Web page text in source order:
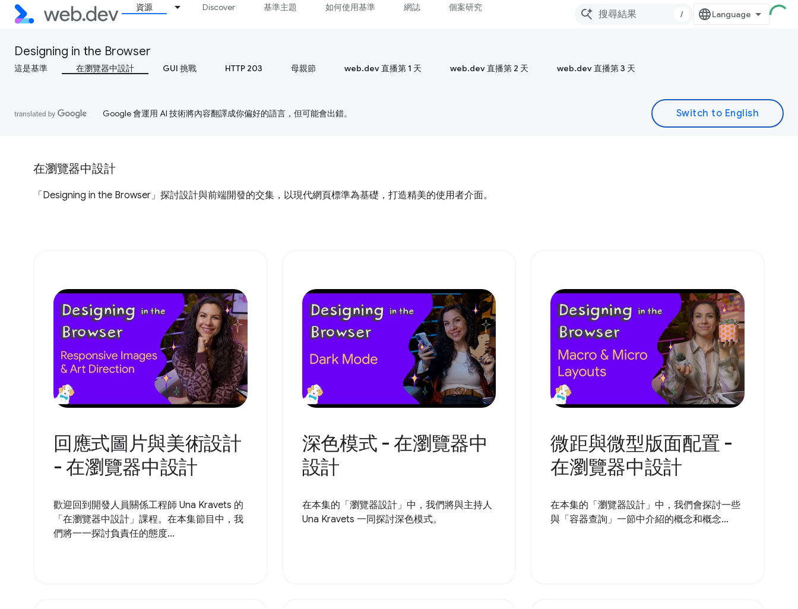
資源 Discover 基準主題 如何使用基準 網誌 個案研究
/
Designing in the Browser
這是基準 在瀏覽器中設計 GUI 挑戰 HTTP 203 母親節 web.dev 直播第 1 天 web.dev 直播第 2 天 web.dev 直播第 3 天
Google 會運用 AI 技術將內容翻譯成你偏好的語言，但可能會出錯。
在瀏覽器中設計
「Designing in the Browser」探討設計與前端開發的交集，以現代網頁標準為基礎，打造精美的使用者介面。
回應式圖片與美術設計
- 在瀏覽器中設計
歡迎回到開發人員關係工程師 Una Kravets 的
「在瀏覽器中設計」課程。在本集節目中，我
們將一一探討負責任的態度...
深色模式 - 在瀏覽器中
設計
在本集的「瀏覽器設計」中，我們將與主持人
Una Kravets 一同探討深色模式。
微距與微型版面配置 -
在瀏覽器中設計
在本集的「瀏覽器設計」中，我們會探討一些
與「容器查詢」一節中介紹的概念和概念...